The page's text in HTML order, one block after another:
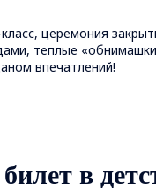
церемония
теплые
впечатлений!
в